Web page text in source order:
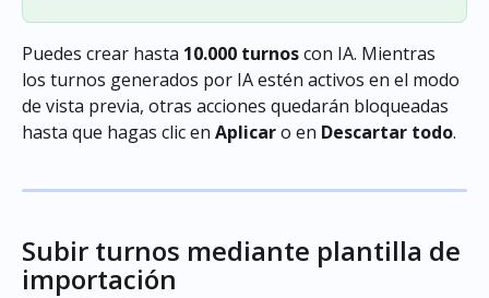
Puedes crear hasta 10.000 turnos con IA. Mientras
los turnos generados por IA estén activos en el modo
de vista previa, otras acciones quedarán bloqueadas
hasta que hagas clic en Aplicar o en Descartar todo.
Subir turnos mediante plantilla de
importación